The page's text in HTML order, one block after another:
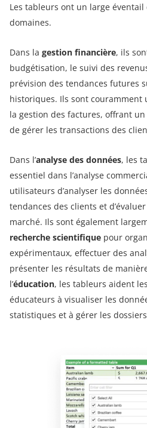
Les tableurs ont un large éventail
domaines.
Dans la gestion financière, ils
budgétisation, le suivi des
prévision des tendances futures
historiques. Ils sont
la gestion des factures, offrant
de gérer les transactions des
Dans l’analyse des données, les
essentiel dans l’analyse
utilisateurs d’analyser les
tendances des clients et
marché. Ils sont également
recherche scientifique pour
expérimentaux, effectuer des
présenter les résultats de
l’éducation, les tableurs aident
éducateurs à visualiser les
statistiques et à gérer les